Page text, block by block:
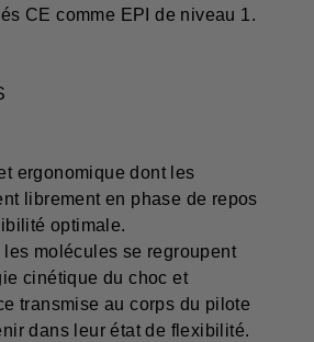
CE comme EPI de niveau 1.
ergonomique dont les
librement en phase de repos
optimale.
les molécules se regroupent
cinétique du choc et
transmise au corps du pilote
dans leur état de flexibilité.